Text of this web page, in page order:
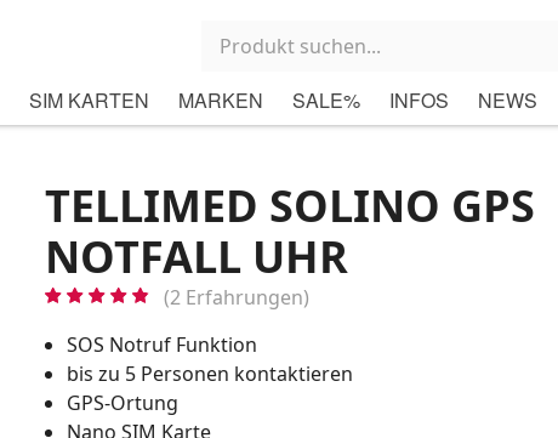
SIM KARTEN MARKEN SALE% INFOS NEWS
TELLIMED SOLINO GPS
NOTFALL UHR
(2 Erfahrungen)
SOS Notruf Funktion
bis zu 5 Personen kontaktieren
GPS-Ortung
Nano SIM Karte